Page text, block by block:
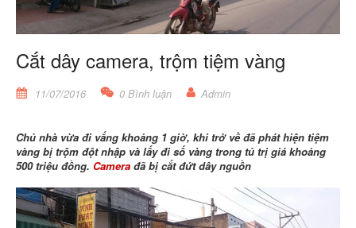
Cắt dây camera, trộm tiệm vàng
11/07/2016 0 Bình luận Admin
Chủ nhà vừa đi vắng khoảng 1 giờ, khi trở về đã phát hiện tiệm
vàng bị trộm đột nhập và lấy đi số vàng trong tủ trị giá khoảng
500 triệu đồng. Camera đã bị cắt đứt dây nguồn